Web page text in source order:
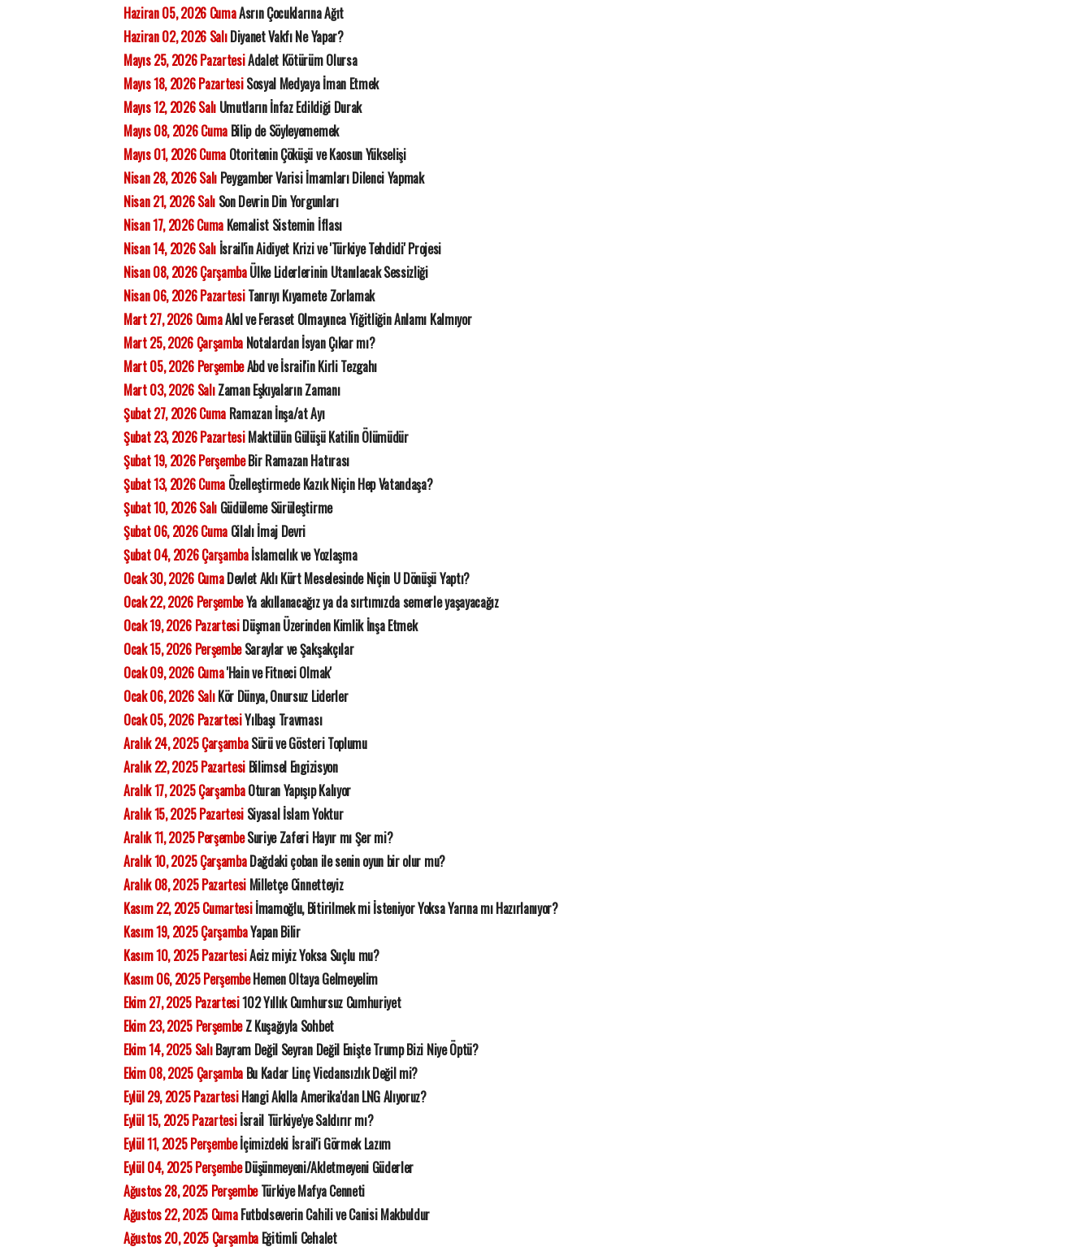
Haziran 05, 2026 CumaAsrın Çocuklarına Ağıt
Haziran 02, 2026 SalıDiyanet Vakfı Ne Yapar?
Mayıs 25, 2026 PazartesiAdalet Kötürüm Olursa
Mayıs 18, 2026 PazartesiSosyal Medyaya İman Etmek
Mayıs 12, 2026 SalıUmutların İnfaz Edildiği Durak
Mayıs 08, 2026 CumaBilip de Söyleyememek
Mayıs 01, 2026 CumaOtoritenin Çöküşü ve Kaosun Yükselişi
Nisan 28, 2026 SalıPeygamber Varisi İmamları Dilenci Yapmak
Nisan 21, 2026 SalıSon Devrin Din Yorgunları
Nisan 17, 2026 CumaKemalist Sistemin İflası
Nisan 14, 2026 Salıİsrail'in Aidiyet Krizi ve 'Türkiye Tehdidi' Projesi
Nisan 08, 2026 ÇarşambaÜlke Liderlerinin Utanılacak Sessizliği
Nisan 06, 2026 PazartesiTanrıyı Kıyamete Zorlamak
Mart 27, 2026 CumaAkıl ve Feraset Olmayınca Yiğitliğin Anlamı Kalmıyor
Mart 25, 2026 ÇarşambaNotalardan İsyan Çıkar mı?
Mart 05, 2026 PerşembeAbd ve İsrail'in Kirli Tezgahı
Mart 03, 2026 SalıZaman Eşkıyaların Zamanı
Şubat 27, 2026 CumaRamazan İnşa/at Ayı
Şubat 23, 2026 PazartesiMaktülün Gülüşü Katilin Ölümüdür
Şubat 19, 2026 PerşembeBir Ramazan Hatırası
Şubat 13, 2026 CumaÖzelleştirmede Kazık Niçin Hep Vatandaşa?
Şubat 10, 2026 SalıGüdüleme Sürüleştirme
Şubat 06, 2026 CumaCilalı İmaj Devri
Şubat 04, 2026 Çarşambaİslamcılık ve Yozlaşma
Ocak 30, 2026 CumaDevlet Aklı Kürt Meselesinde Niçin U Dönüşü Yaptı?
Ocak 22, 2026 PerşembeYa akıllanacağız ya da sırtımızda semerle yaşayacağız
Ocak 19, 2026 PazartesiDüşman Üzerinden Kimlik İnşa Etmek
Ocak 15, 2026 PerşembeSaraylar ve Şakşakçılar
Ocak 09, 2026 Cuma'Hain ve Fitneci Olmak'
Ocak 06, 2026 SalıKör Dünya, Onursuz Liderler
Ocak 05, 2026 PazartesiYılbaşı Travması
Aralık 24, 2025 ÇarşambaSürü ve Gösteri Toplumu
Aralık 22, 2025 Pazartesi Bilimsel Engizisyon
Aralık 17, 2025 ÇarşambaOturan Yapışıp Kalıyor
Aralık 15, 2025 Pazartesi Siyasal İslam Yoktur
Aralık 11, 2025 PerşembeSuriye Zaferi Hayır mı Şer mi?
Aralık 10, 2025 ÇarşambaDağdaki çoban ile senin oyun bir olur mu?
Aralık 08, 2025 Pazartesi Milletçe Cinnetteyiz
Kasım 22, 2025 Cumartesiİmamoğlu, Bitirilmek mi İsteniyor Yoksa Yarına mı Hazırlanıyor?
Kasım 19, 2025 ÇarşambaYapan Bilir
Kasım 10, 2025 PazartesiAciz miyiz Yoksa Suçlu mu?
Kasım 06, 2025 PerşembeHemen Oltaya Gelmeyelim
Ekim 27, 2025 Pazartesi102 Yıllık Cumhursuz Cumhuriyet
Ekim 23, 2025 PerşembeZ Kuşağıyla Sohbet
Ekim 14, 2025 SalıBayram Değil Seyran Değil Enişte Trump Bizi Niye Öptü?
Ekim 08, 2025 ÇarşambaBu Kadar Linç Vicdansızlık Değil mi?
Eylül 29, 2025 PazartesiHangi Akılla Amerika'dan LNG Alıyoruz?
Eylül 15, 2025 Pazartesiİsrail Türkiye'ye Saldırır mı?
Eylül 11, 2025 Perşembeİçimizdeki İsrail'i Görmek Lazım
Eylül 04, 2025 PerşembeDüşünmeyeni/Akletmeyeni Güderler
Ağustos 28, 2025 PerşembeTürkiye Mafya Cenneti
Ağustos 22, 2025 CumaFutbolseverin Cahili ve Canisi Makbuldur
Ağustos 20, 2025 Çarşamba Eğitimli Cehalet